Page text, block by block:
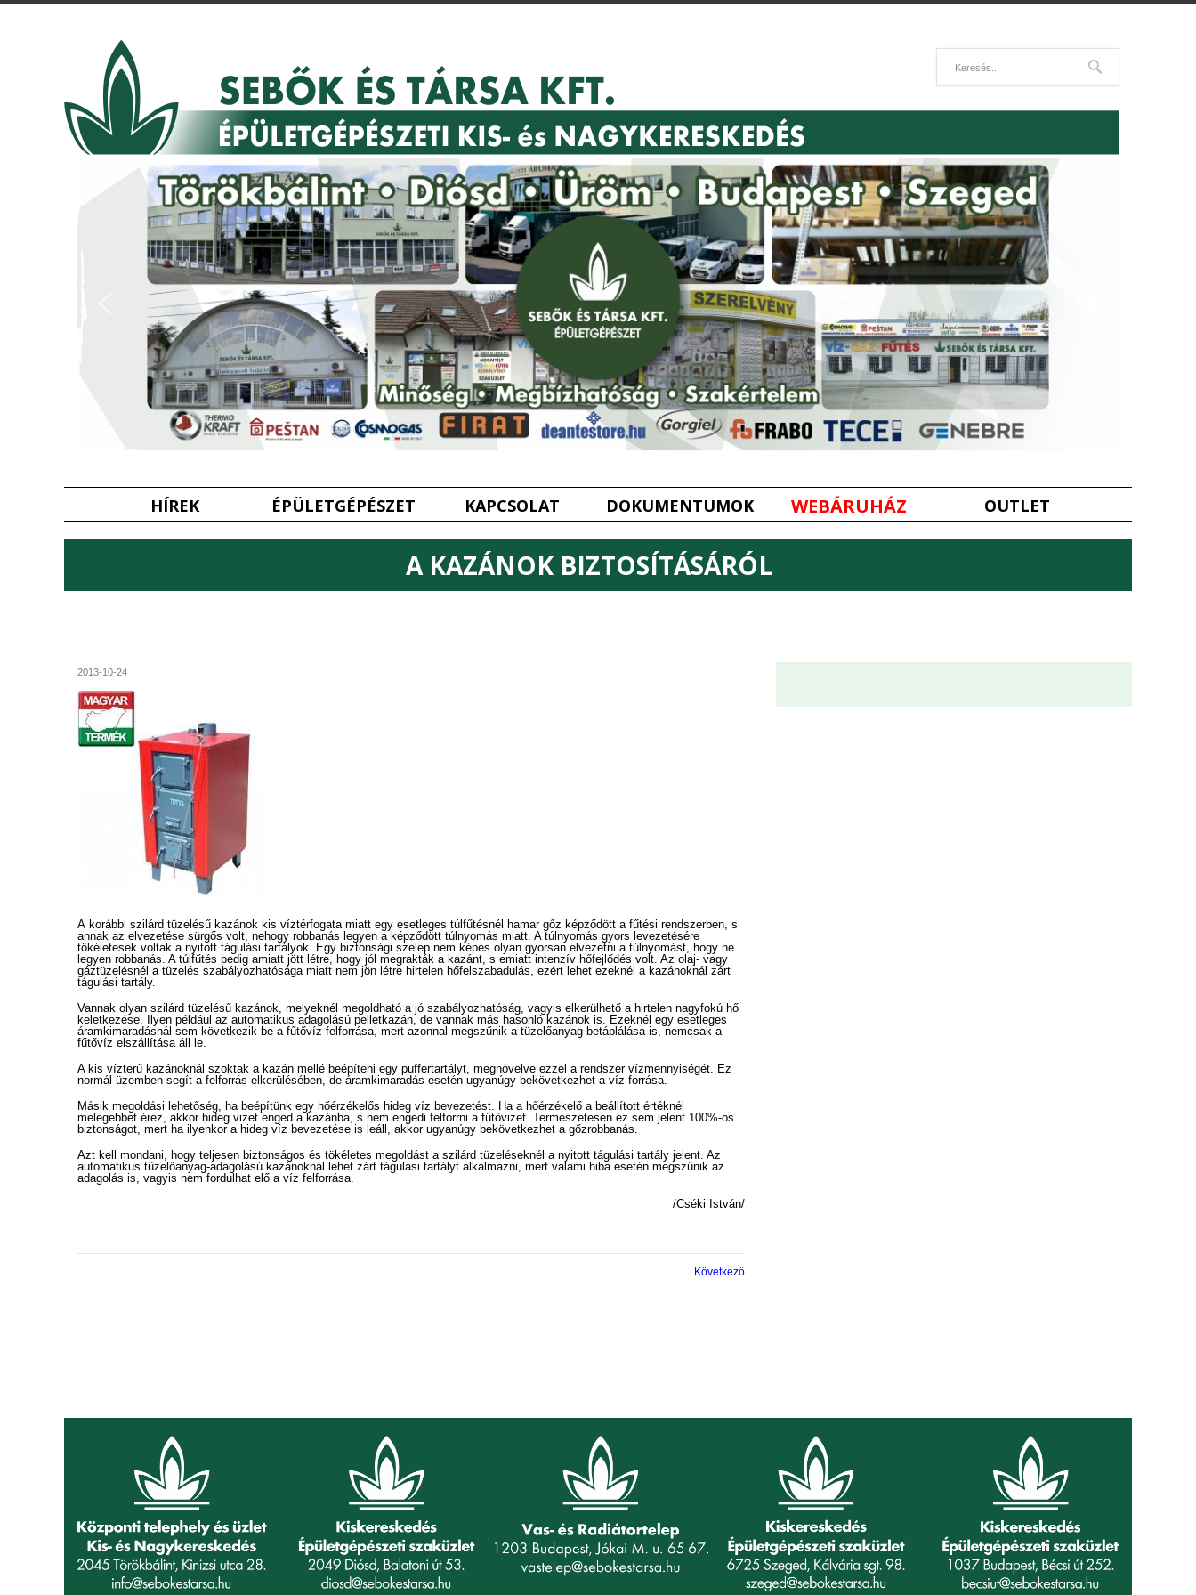
HÍREK ÉPÜLETGÉPÉSZET KAPCSOLAT DOKUMENTUMOK WEBÁRUHÁZ OUTLET
A KAZÁNOK BIZTOSÍTÁSÁRÓL
2013-10-24
A korábbi szilárd tüzelésű kazánok kis víztérfogata miatt egy esetleges túlfűtésnél hamar gőz képződött a fűtési rendszerben, s
annak az elvezetése sürgős volt, nehogy robbanás legyen a képződött túlnyomás miatt. A túlnyomás gyors levezetésére
tökéletesek voltak a nyitott tágulási tartályok. Egy biztonsági szelep nem képes olyan gyorsan elvezetni a túlnyomást, hogy ne
legyen robbanás. A túlfűtés pedig amiatt jött létre, hogy jól megrakták a kazánt, s emiatt intenzív hőfejlődés volt. Az olaj- vagy
gáztüzelésnél a tüzelés szabályozhatósága miatt nem jön létre hirtelen hőfelszabadulás, ezért lehet ezeknél a kazánoknál zárt
tágulási tartály.
Vannak olyan szilárd tüzelésű kazánok, melyeknél megoldható a jó szabályozhatóság, vagyis elkerülhető a hirtelen nagyfokú hő
keletkezése. Ilyen például az automatikus adagolású pelletkazán, de vannak más hasonló kazánok is. Ezeknél egy esetleges
áramkimaradásnál sem következik be a fűtővíz felforrása, mert azonnal megszűnik a tüzelőanyag betáplálása is, nemcsak a
fűtővíz elszállítása áll le.
A kis vízterű kazánoknál szoktak a kazán mellé beépíteni egy puffertartályt, megnövelve ezzel a rendszer vízmennyiségét. Ez
normál üzemben segít a felforrás elkerülésében, de áramkimaradás esetén ugyanúgy bekövetkezhet a víz forrása.
Másik megoldási lehetőség, ha beépítünk egy hőérzékelős hideg víz bevezetést. Ha a hőérzékelő a beállított értéknél
melegebbet érez, akkor hideg vizet enged a kazánba, s nem engedi felforrni a fűtővizet. Természetesen ez sem jelent 100%-os
biztonságot, mert ha ilyenkor a hideg víz bevezetése is leáll, akkor ugyanúgy bekövetkezhet a gőzrobbanás.
Azt kell mondani, hogy teljesen biztonságos és tökéletes megoldást a szilárd tüzeléseknél a nyitott tágulási tartály jelent. Az
automatikus tüzelőanyag-adagolású kazánoknál lehet zárt tágulási tartályt alkalmazni, mert valami hiba esetén megszűnik az
adagolás is, vagyis nem fordulhat elő a víz felforrása.
/Cséki István/
Következő